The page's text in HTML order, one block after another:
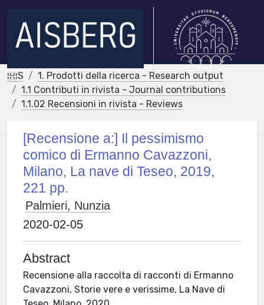
IRIS
1. Prodotti della ricerca - Research output
1.1 Contributi in rivista - Journal contributions
1.1.02 Recensioni in rivista - Reviews
[Recensione a:] Il pessimismo
comico di Ermanno Cavazzoni,
Milano, La nave di Teseo, 2019,
221 pp.
Palmieri, Nunzia
2020-02-05
Abstract
Recensione alla raccolta di racconti di Ermanno
Cavazzoni, Storie vere e verissime, La Nave di